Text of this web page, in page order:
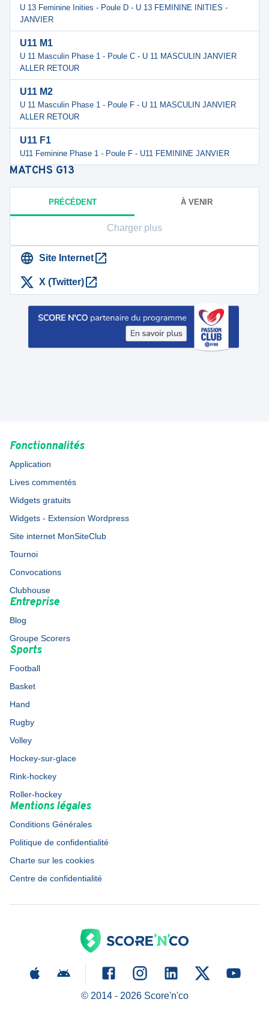
U 13 Feminine Inities - Poule D - U 13 FEMININE INITIES -
JANVIER
U11 M1
U 11 Masculin Phase 1 - Poule C - U 11 MASCULIN JANVIER
ALLER RETOUR
U11 M2
U 11 Masculin Phase 1 - Poule F - U 11 MASCULIN JANVIER
ALLER RETOUR
U11 F1
U11 Feminine Phase 1 - Poule F - U11 FEMININE JANVIER
MATCHS G13
PRÉCÉDENT À VENIR
Charger plus
Site Internet
X (Twitter)
Fonctionnalités
Application
Lives commentés
Widgets gratuits
Widgets - Extension Wordpress
Site internet MonSiteClub
Tournoi
Convocations
Clubhouse
Entreprise
Blog
Groupe Scorers
Sports
Football
Basket
Hand
Rugby
Volley
Hockey-sur-glace
Rink-hockey
Roller-hockey
Mentions légales
Conditions Générales
Politique de confidentialité
Charte sur les cookies
Centre de confidentialité
© 2014 - 2026Score'n'co